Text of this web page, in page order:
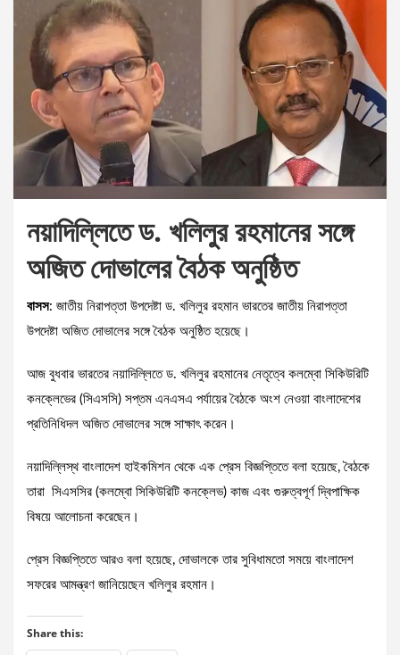
নয়াদিল্লিতে ড. খলিলুর রহমানের সঙ্গে
অজিত দোভালের বৈঠক অনুষ্ঠিত
বাসস: জাতীয় নিরাপত্তা উপদেষ্টা ড. খলিলুর রহমান ভারতের জাতীয় নিরাপত্তা
উপদেষ্টা অজিত দোভালের সঙ্গে বৈঠক অনুষ্ঠিত হয়েছে।
আজ বুধবার ভারতের নয়াদিল্লিতে ড. খলিলুর রহমানের নেতৃত্বে কলম্বো সিকিউরিটি
কনক্লেভের (সিএসসি) সপ্তম এনএসএ পর্যায়ের বৈঠকে অংশ নেওয়া বাংলাদেশের
প্রতিনিধিদল অজিত দোভালের সঙ্গে সাক্ষাৎ করেন।
নয়াদিল্লিস্থ বাংলাদেশ হাইকমিশন থেকে এক প্রেস বিজ্ঞপ্তিতে বলা হয়েছে, বৈঠকে
তারা সিএসসির (কলম্বো সিকিউরিটি কনক্লেভ) কাজ এবং গুরুত্বপূর্ণ দ্বিপাক্ষিক
বিষয়ে আলোচনা করেছেন।
প্রেস বিজ্ঞপ্তিতে আরও বলা হয়েছে, দোভালকে তার সুবিধামতো সময়ে বাংলাদেশ
সফরের আমন্ত্রণ জানিয়েছেন খলিলুর রহমান।
Share this: